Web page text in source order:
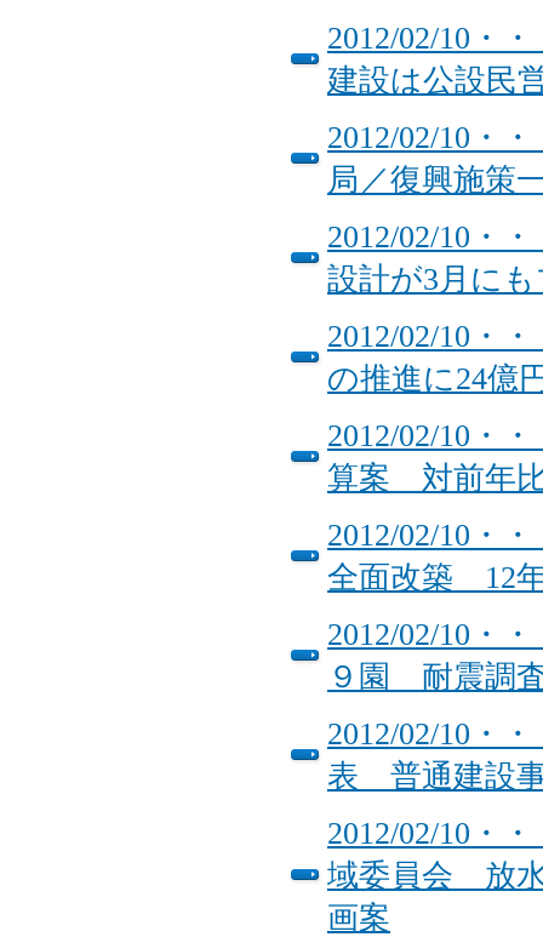
2012/02/10・
建設は公設民
2012/02/10・
局／復興施策
2012/02/10・
設計が3月に
2012/02/10・
の推進に24
2012/02/10・
算案 対前年
2012/02/10・
全面改築 12
2012/02/10・
９園 耐震調
2012/02/10・
表 普通建設
2012/02/10・
域委員会 放
画案